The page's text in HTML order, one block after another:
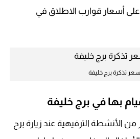
على أسعار قوارب الاطلاق في
سعر تذكرة برج خليفة
بها في برج خليفة
من الأنشطة الترفيهية عند زيارة برج